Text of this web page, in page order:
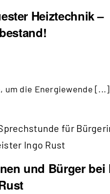
Heiztechnik –
um die Energiewende [...]
und Bürger bei
für
Ingo Rust